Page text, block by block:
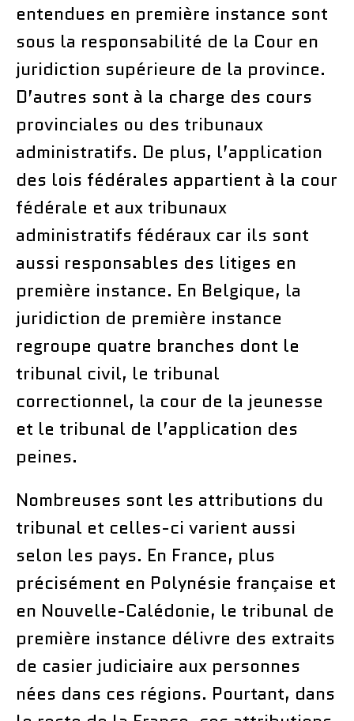
entendues en première instance sont
sous la responsabilité de la Cour en
juridiction supérieure de la province.
D’autres sont à la charge des cours
provinciales ou des tribunaux
administratifs. De plus, l’application
des lois fédérales appartient à la cour
fédérale et aux tribunaux
administratifs fédéraux car ils sont
aussi responsables des litiges en
première instance. En Belgique, la
juridiction de première instance
regroupe quatre branches dont le
tribunal civil, le tribunal
correctionnel, la cour de la jeunesse
et le tribunal de l’application des
peines.
Nombreuses sont les attributions du
tribunal et celles-ci varient aussi
selon les pays. En France, plus
précisément en Polynésie française et
en Nouvelle-Calédonie, le tribunal de
première instance délivre des extraits
de casier judiciaire aux personnes
nées dans ces régions. Pourtant, dans